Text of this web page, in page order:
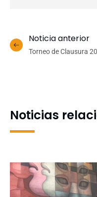
Noticia anterior
Torneo de Clausura
Noticias